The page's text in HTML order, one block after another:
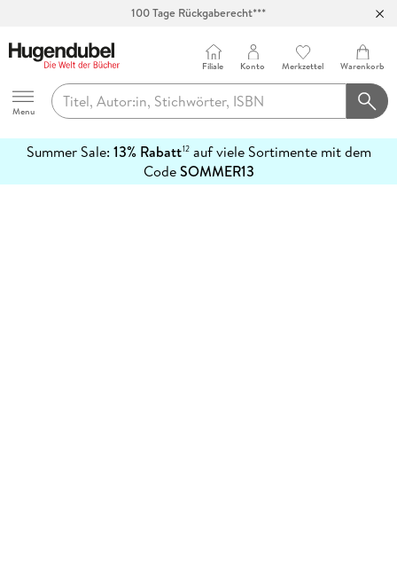
100 Tage Rückgaberecht***
Hugendubel
Menu
Filiale Konto Merkzettel Warenkorb
Summer Sale: 13% Rabatt12auf viele Sortimente mit dem
CodeSOMMER13
erfahren